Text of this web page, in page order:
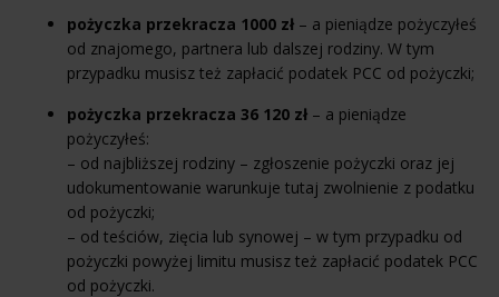
pożyczka przekracza 1000 zł – a pieniądze pożyczyłeś
od znajomego, partnera lub dalszej rodziny. W tym
przypadku musisz też zapłacić podatek PCC od pożyczki;
pożyczka przekracza 36 120 zł – a pieniądze
pożyczyłeś:
– od najbliższej rodziny – zgłoszenie pożyczki oraz jej
udokumentowanie warunkuje tutaj zwolnienie z podatku
od pożyczki;
– od teściów, zięcia lub synowej – w tym przypadku od
pożyczki powyżej limitu musisz też zapłacić podatek PCC
od pożyczki.